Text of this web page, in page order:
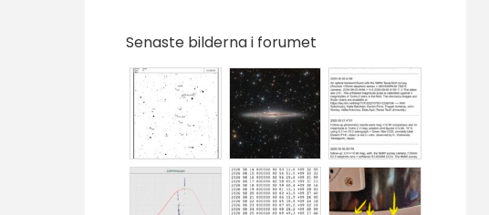
Senaste bilderna i forumet